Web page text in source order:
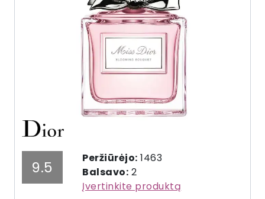
9.5 Peržiūrėjo: 1463
Balsavo: 2
Įvertinkite produktą